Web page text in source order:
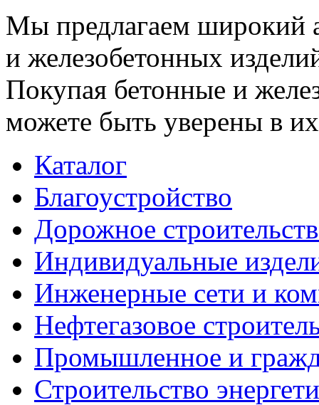
Мы предлагаем широкий
и железобетонных
Покупая бетонные и
можете быть уверены в их
Каталог
Благоустройство
Дорожное
Индивидуальные
Инженерные сети и
Нефтегазовое
Промышленное и
Строительство